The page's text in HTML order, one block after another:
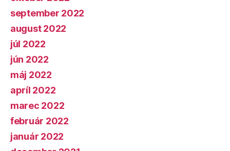
september 2022
august 2022
júl 2022
jún 2022
máj 2022
apríl 2022
marec 2022
február 2022
január 2022